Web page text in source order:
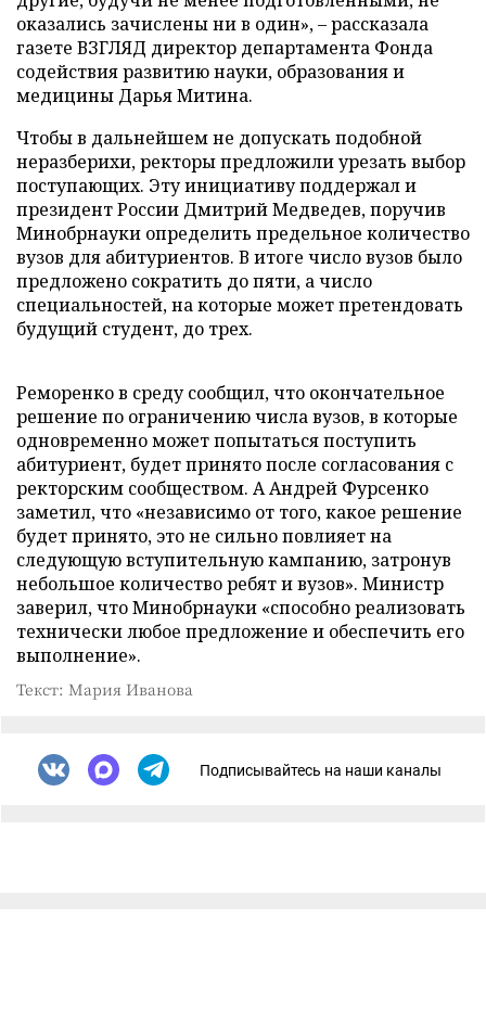
оказались зачислены ни в один», – рассказала
газете ВЗГЛЯД директор департамента Фонда
содействия развитию науки, образования и
медицины Дарья Митина.
Чтобы в дальнейшем не допускать подобной
неразберихи, ректоры предложили урезать выбор
поступающих. Эту инициативу поддержал и
президент России Дмитрий Медведев, поручив
Минобрнауки определить предельное количество
вузов для абитуриентов. В итоге число вузов было
предложено сократить до пяти, а число
специальностей, на которые может претендовать
будущий студент, до трех.
Реморенко в среду сообщил, что окончательное
решение по ограничению числа вузов, в которые
одновременно может попытаться поступить
абитуриент, будет принято после согласования с
ректорским сообществом. А Андрей Фурсенко
заметил, что «независимо от того, какое решение
будет принято, это не сильно повлияет на
следующую вступительную кампанию, затронув
небольшое количество ребят и вузов». Министр
заверил, что Минобрнауки «способно реализовать
технически любое предложение и обеспечить его
выполнение».
Текст: Мария Иванова
Подписывайтесь на наши каналы